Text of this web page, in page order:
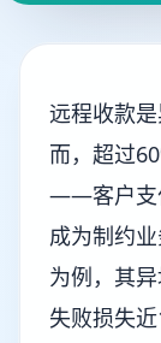
远程收款
而，超过
——客户支
成为制约
为例，其
失败损失